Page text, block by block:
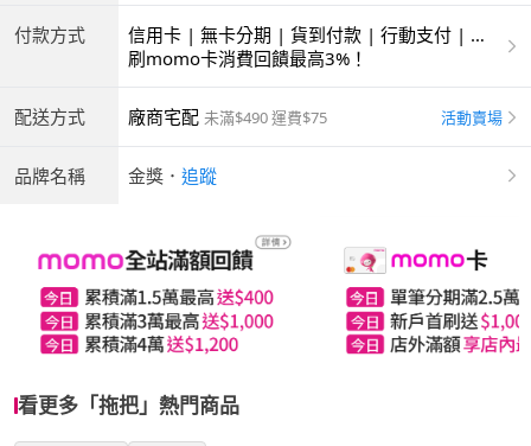
付款方式
信用卡 | 無卡分期 | 貨到付款 | 行動支付 | 超
商付款 | ATM | 銀聯卡 | 銀行帳戶付款
刷momo卡消費回饋最高3%！
配送方式 廠商宅配 未滿$490 運費$75 活動賣場
品牌名稱 金獎 ． 追蹤
看更多「拖把」熱門商品